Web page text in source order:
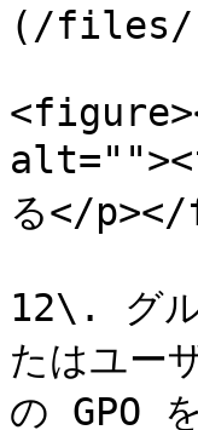
(/files/
る</
12\. グル
たはユー
の GPO